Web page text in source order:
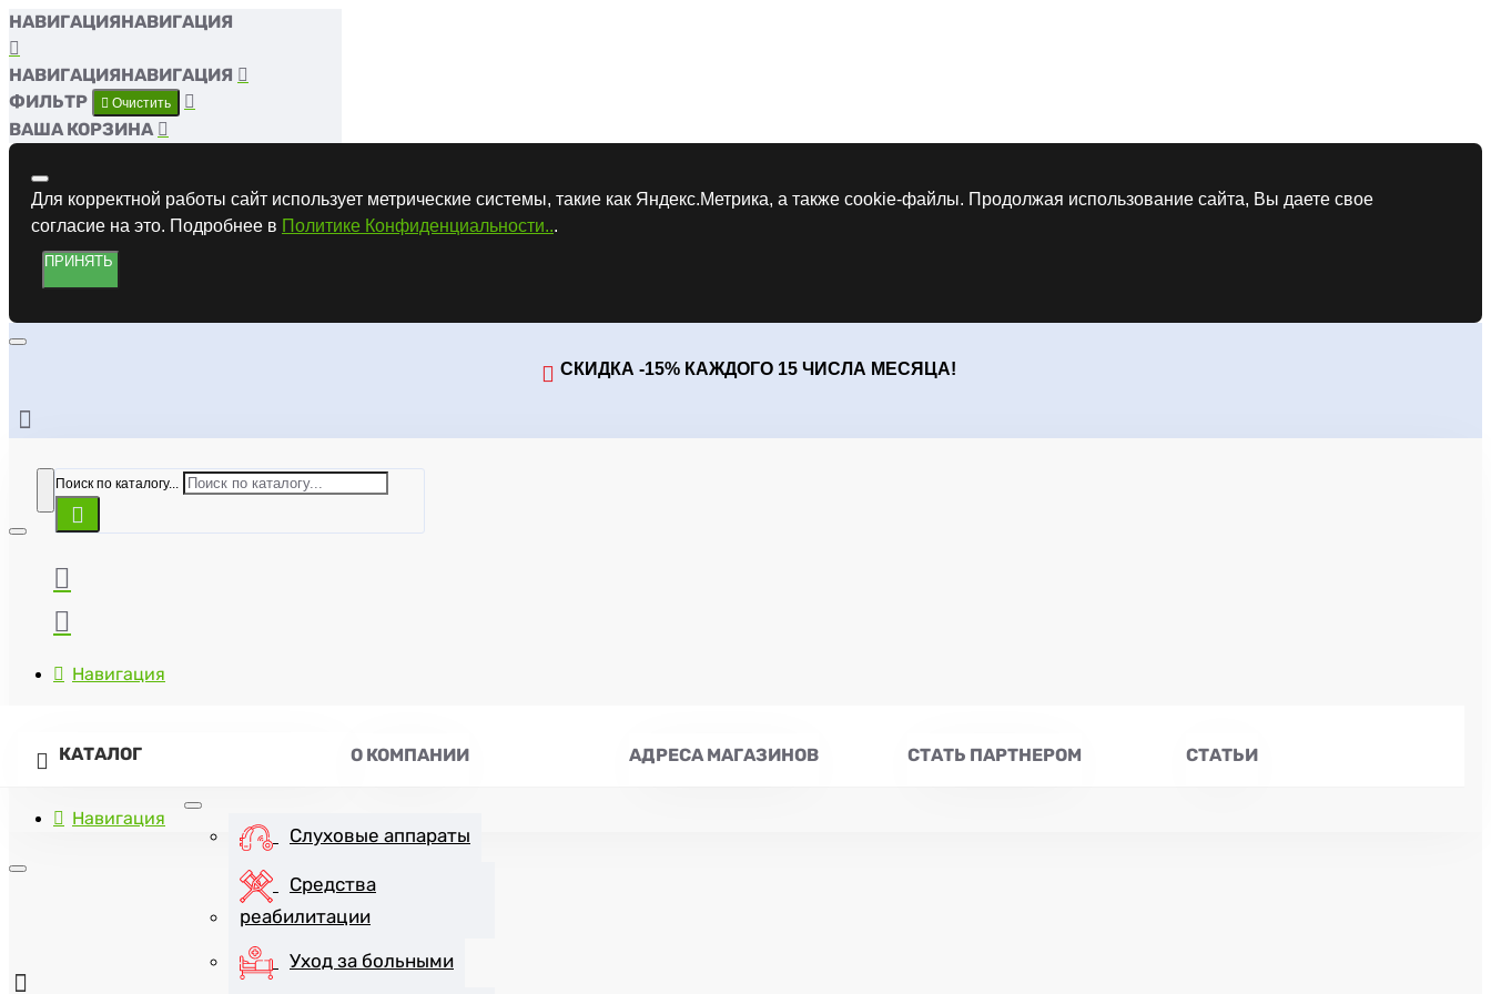
НАВИГАЦИЯ
НАВИГАЦИЯ
ФИЛЬТР
Очистить
ВАША КОРЗИНА
Для корректной работы сайт использует метрические системы, такие как Яндекс.Метрика, а также cookie-файлы. Продолжая использование сайта, Вы даете свое
согласие на это. Подробнее в Политике Конфиденциальности...
ПРИНЯТЬ
СКИДКА -15% КАЖДОГО 15 ЧИСЛА МЕСЯЦА!
Поиск по каталогу...
Навигация
КАТАЛОГ
Слуховые аппараты
Средства
реабилитации
Уход за больными
О КОМПАНИИ АДРЕСА МАГАЗИНОВ СТАТЬ ПАРТНЕРОМ СТАТЬИ
Навигация